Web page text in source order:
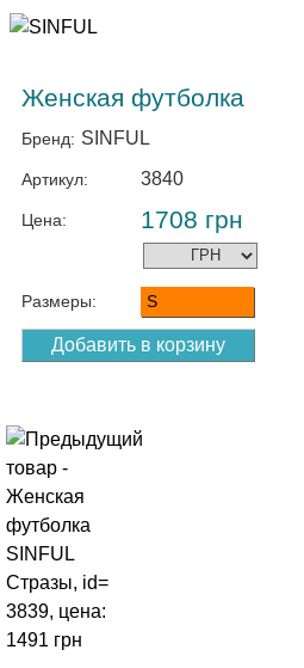
Женская футболка
Бренд: SINFUL
Артикул: 3840
Цена: 1708 грн
Размеры: S